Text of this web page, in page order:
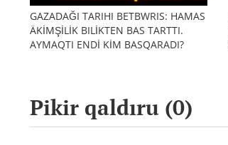
GAZADAĞI TARIHI BETBWRIS: HAMAS
ÄKİMŞİLİK BILİKTEN BAS TARTTI.
AYMAQTI ENDİ KİM BASQARADI?
Pikir qaldıru (0)